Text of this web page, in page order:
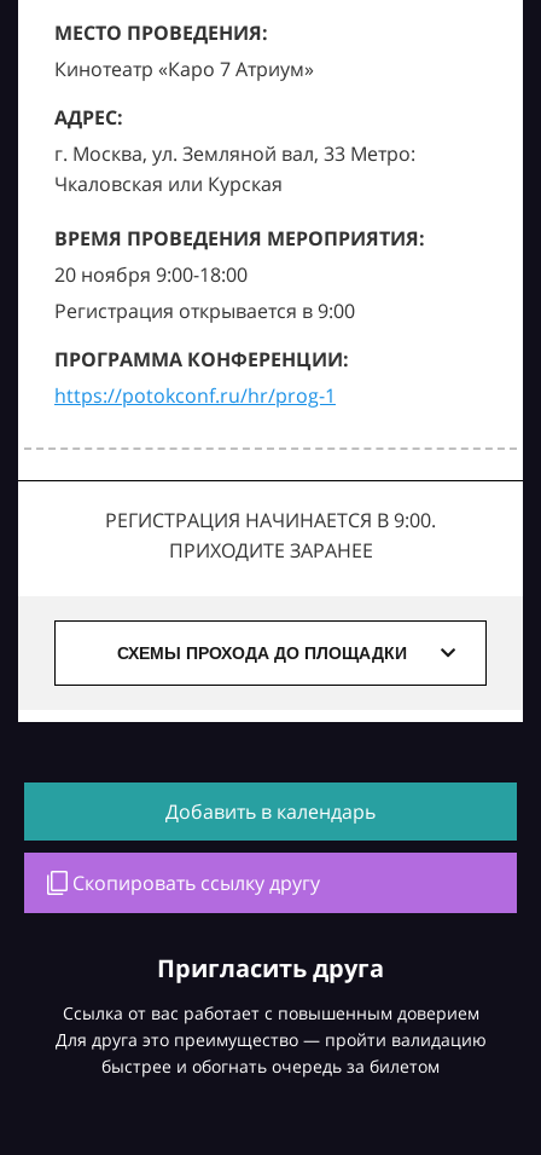
МЕСТО ПРОВЕДЕНИЯ:
Кинотеатр «Каро 7 Атриум»
АДРЕС:
г. Москва, ул. Земляной вал, 33 Метро:
Чкаловская или Курская
ВРЕМЯ ПРОВЕДЕНИЯ МЕРОПРИЯТИЯ:
20 ноября 9:00-18:00
Регистрация открывается в 9:00
ПРОГРАММА КОНФЕРЕНЦИИ:
https://potokconf.ru/hr/prog-1
РЕГИСТРАЦИЯ НАЧИНАЕТСЯ В 9:00.
ПРИХОДИТЕ ЗАРАНЕЕ
СХЕМЫ ПРОХОДА ДО ПЛОЩАДКИ
Добавить в календарь
Скопировать ссылку другу
Пригласить друга
Ссылка от вас работает с повышенным доверием
Для друга это преимущество — пройти валидацию
быстрее и обогнать очередь за билетом